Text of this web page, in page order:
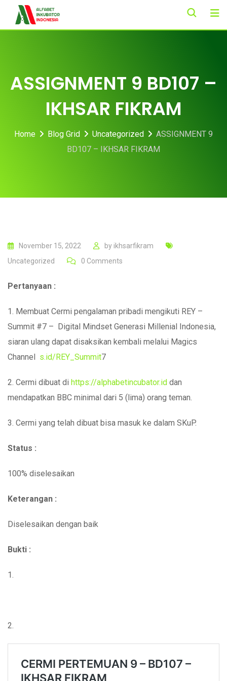
ASSIGNMENT 9 BD107 –
IKHSAR FIKRAM
Home Blog Grid Uncategorized
ASSIGNMENT 9
BD107 – IKHSAR FIKRAM
November 15, 2022 by ikhsarfikram
Uncategorized
0 Comments
Pertanyaan :
1. Membuat Cermi pengalaman pribadi mengikuti REY –
Summit #7 – Digital Mindset Generasi Millenial Indonesia,
siaran ulang dapat disaksikan kembali melalui Magics
Channel s.id/REY_Summit7
2. Cermi dibuat di https://alphabetincubator.id dan
mendapatkan BBC minimal dari 5 (lima) orang teman.
3. Cermi yang telah dibuat bisa masuk ke dalam SKuP.
Status :
100% diselesaikan
Keterangan :
Diselesaikan dengan baik
Bukti :
1.
2.